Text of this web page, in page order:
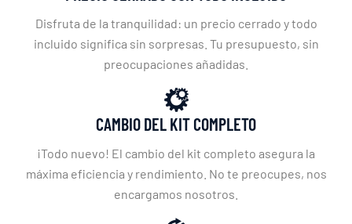
Disfruta de la tranquilidad: un precio cerrado y todo
incluido significa sin sorpresas. Tu presupuesto, sin
preocupaciones añadidas.
CAMBIO DEL KIT COMPLETO
¡Todo nuevo! El cambio del kit completo asegura la
máxima eficiencia y rendimiento. No te preocupes, nos
encargamos nosotros.